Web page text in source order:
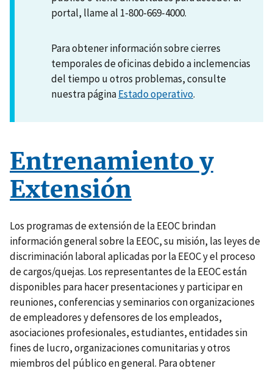
portal, llame al 1-800-669-4000.
Para obtener información sobre cierres
temporales de oficinas debido a inclemencias
del tiempo u otros problemas, consulte
nuestra páginaEstado operativo.
Entrenamiento y
Extensión
Los programas de extensión de la EEOC brindan
información general sobre la EEOC, su misión, las leyes de
discriminación laboral aplicadas por la EEOC y el proceso
de cargos/quejas. Los representantes de la EEOC están
disponibles para hacer presentaciones y participar en
reuniones, conferencias y seminarios con organizaciones
de empleadores y defensores de los empleados,
asociaciones profesionales, estudiantes, entidades sin
fines de lucro, organizaciones comunitarias y otros
miembros del público en general. Para obtener